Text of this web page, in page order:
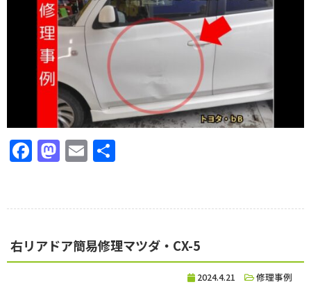
Facebook
Mastodon
Email
右リアドア簡易修理マツダ・CX-5
2024.4.21 修理事例